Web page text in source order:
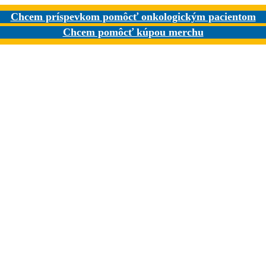
Chcem príspevkom pomôcť onkologickým pacientom
Chcem pomôcť kúpou merchu